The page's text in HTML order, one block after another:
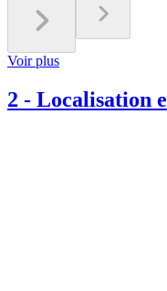
Voir plus
2 - Localisation